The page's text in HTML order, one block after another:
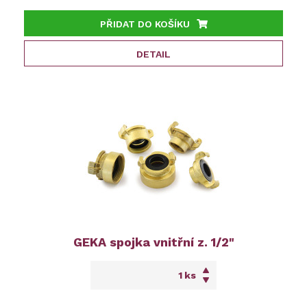
PŘIDAT DO KOŠÍKU
DETAIL
GEKA spojka vnitřní z. 1/2"
ks